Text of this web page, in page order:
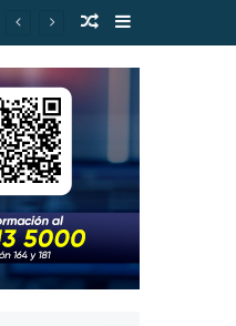
Publicación al
Barra lateral